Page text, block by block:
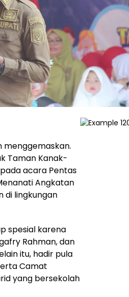
menggemaskan.
Taman Kanak-
acara Pentas
Angkatan
di lingkungan
spesial karena
Rahman, dan
itu, hadir pula
Camat
yang bersekolah